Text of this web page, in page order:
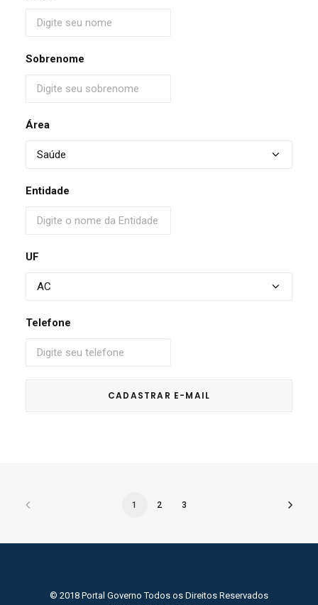
Sobrenome
Área
Entidade
UF
Telefone
1 2 3
© 2018 Portal Governo Todos os Direitos Reservados